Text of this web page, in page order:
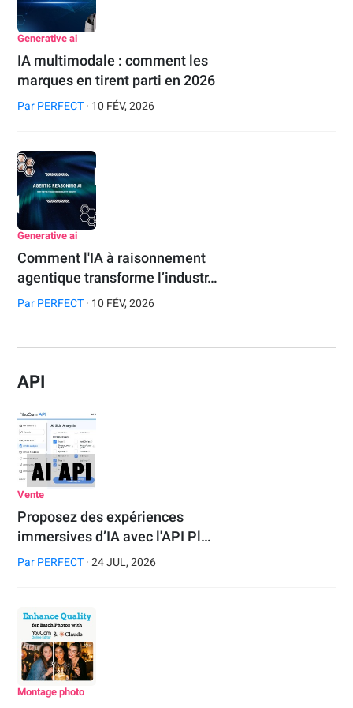
Generative ai
IA multimodale : comment les
marques en tirent parti en 2026
Par PERFECT · 10 FÉV, 2026
Generative ai
Comment l'IA à raisonnement
agentique transforme l’industr…
Par PERFECT · 10 FÉV, 2026
API
Vente
Proposez des expériences
immersives d’IA avec l'API Pl…
Par PERFECT · 24 JUL, 2026
Montage photo